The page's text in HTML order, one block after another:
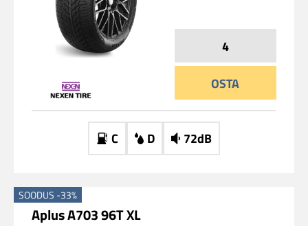
OSTA
C D 72dB
SOODUS -33%
Aplus A703 96T XL